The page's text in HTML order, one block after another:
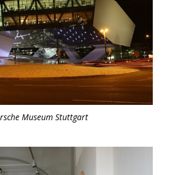
Museum Stuttgart